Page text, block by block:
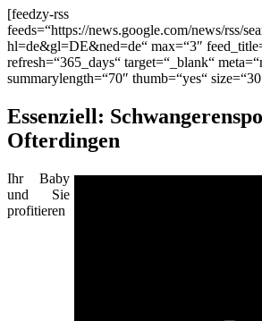
[feedzy-rss
feeds=“https://news.google.com/news/rss/
hl=de&gl=DE&ned=de“ max=“3″
refresh=“365_days“ target=“_blank“
summarylength=“70″ thumb=“yes“
Essenziell:
Ofterdingen
Ihr Baby
und Sie
profitieren